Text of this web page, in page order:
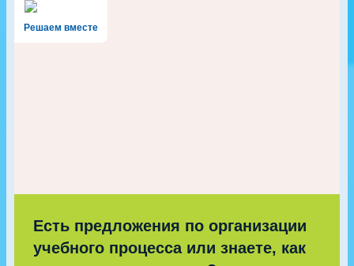
Решаем вместе
Есть предложения по организации
учебного процесса или знаете, как